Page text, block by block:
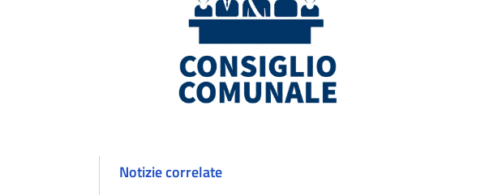
Notizie correlate